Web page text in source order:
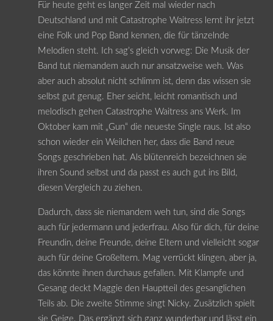
Für heute geht es langer Zeit mal wieder nach
Deutschland und mit Catastrophe Waitress lernt ihr jetzt
eine Folk und Pop Band kennen, die für tänzelnde
Melodien steht. Ich sag’s gleich vorweg: Die Musik der
Band tut niemandem auch nur ansatzweise weh. Was
aber auch absolut nicht schlimm ist, denn das wissen sie
selbst gut genug. Eher seicht, leicht romantisch und
melodisch gehen Catastrophe Waitress ans Werk. Im
Oktober kam mit „Gun“ die neueste Single raus. Ist also
schon wieder ein Weilchen her, dass die Band neue
Songs geschrieben hat. Als blütenreich bezeichnen sie
ihren Sound selbst und da passt es auch gut ins Bild,
diesen Vergleich zu ziehen.
Dadurch, dass sie niemandem weh tun, sind die Songs
auch für jedermann und jederfrau. Also für dich, für deine
Freundin, deine Freunde, deine Eltern und vielleicht sogar
auch für deine Großeltern. Mag verrückt klingen, aber ja,
das könnte ihnen durchaus gefallen. Mit Klampfe und
Gesang deckt Maggie den Hauptteil des gesanglichen
Teils ab. Die zweite Stimme singt Nicky. Zusätzlich spielt
sie Geige. Das ergänzt sich ganz wunderbar und lässt ein